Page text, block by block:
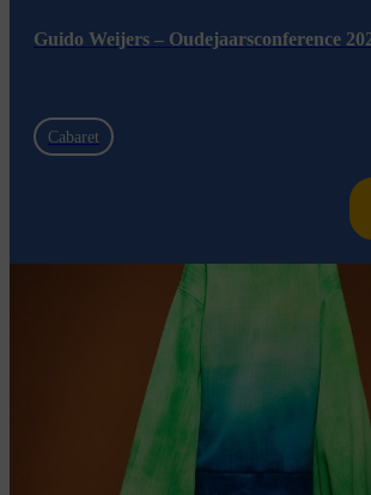
Guido Weijers – Oudejaarsconference
Cabaret